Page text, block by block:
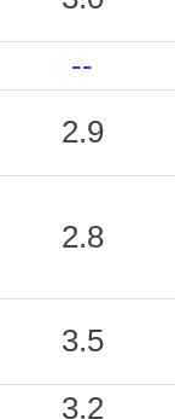
43
58
53
--
2.9
2.8
3.5
3.2